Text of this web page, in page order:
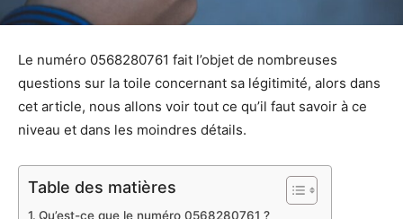
Le numéro 0568280761 fait l’objet de nombreuses
questions sur la toile concernant sa légitimité, alors dans
cet article, nous allons voir tout ce qu’il faut savoir à ce
niveau et dans les moindres détails.
Table des matières
Qu’est-ce que le numéro 0568280761 ?